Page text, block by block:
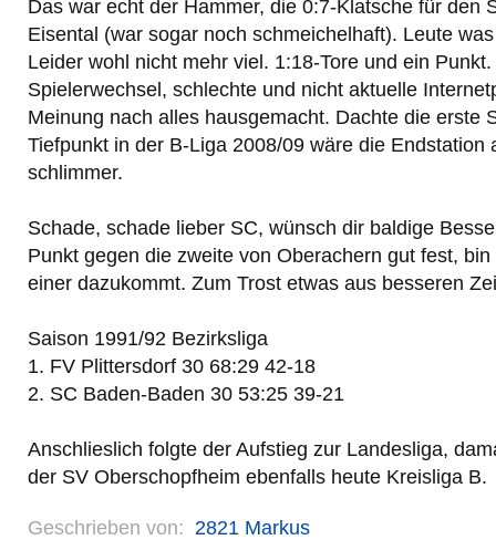
Das war echt der Hammer, die 0:7-Klatsche für den
Eisental (war sogar noch schmeichelhaft). Leute
Leider wohl nicht mehr viel. 1:18-Tore und ein
Spielerwechsel, schlechte und nicht aktuelle
Meinung nach alles hausgemacht. Dachte die erste
Tiefpunkt in der B-Liga 2008/09 wäre die Endstation
schlimmer.
Schade, schade lieber SC, wünsch dir baldige
Punkt gegen die zweite von Oberachern gut fest,
einer dazukommt. Zum Trost etwas aus besseren
Saison 1991/92 Bezirksliga
1. FV Plittersdorf 30 68:29 42-18
2. SC Baden-Baden 30 53:25 39-21
Anschlieslich folgte der Aufstieg zur Landesliga,
der SV Oberschopfheim ebenfalls heute Kreisliga B.
Geschrieben von: 2821 Markus